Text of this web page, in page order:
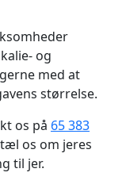
og
med at
størrelse.
os på 65 383
os om jeres
til jer.